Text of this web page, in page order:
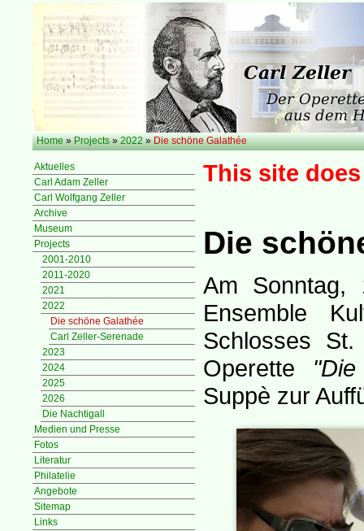
Home »Projects »2022 »Die schöne Galathée
Aktuelles
Carl Adam Zeller
Carl Wolfgang Zeller
Archive
Museum
Projects
2001-2010
2011-2020
2021
2022
Die schöne Galathée
Carl Zeller-Serenade
2023
2024
2025
2026
Die Nachtigall
Medien und Presse
Fotos
Literatur
Philatelie
Angebote
Sitemap
Links
This site
Die
Am
Ensemble
Schlosses St.
Operette
Suppè zur